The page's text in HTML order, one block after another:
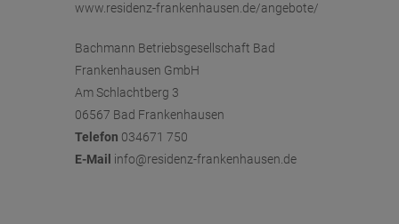
www.residenz-frankenhausen.de/angebote/
Bachmann Betriebsgesellschaft Bad
Frankenhausen GmbH
Am Schlachtberg 3
06567 Bad Frankenhausen
Telefon 034671 750
E-Mail info@residenz-frankenhausen.de